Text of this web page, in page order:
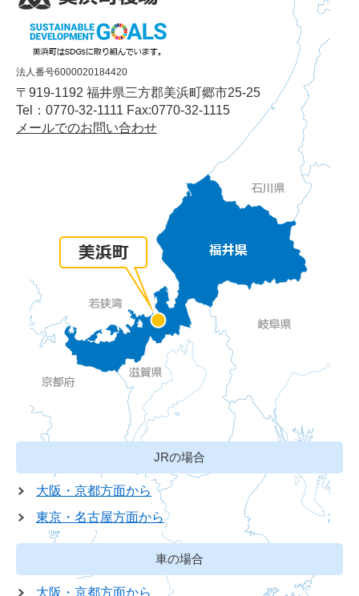
法人番号6000020184420
〒919-1192 福井県三方郡美浜町郷市25-25
Tel：0770-32-1111 Fax:0770-32-1115
メールでのお問い合わせ
JRの場合
大阪・京都方面から
東京・名古屋方面から
車の場合
大阪・京都方面から